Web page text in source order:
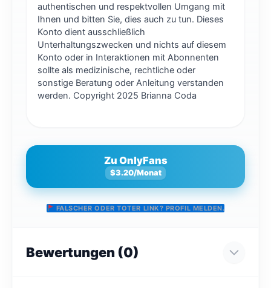
authentischen und respektvollen Umgang mit
Ihnen und bitten Sie, dies auch zu tun. Dieses
Konto dient ausschließlich
Unterhaltungszwecken und nichts auf diesem
Konto oder in Interaktionen mit Abonnenten
sollte als medizinische, rechtliche oder
sonstige Beratung oder Anleitung verstanden
werden. Copyright 2025 Brianna Coda
Zu OnlyFans
$3.20/Monat
FALSCHER ODER TOTER LINK? PROFIL MELDEN.
Bewertungen (0)